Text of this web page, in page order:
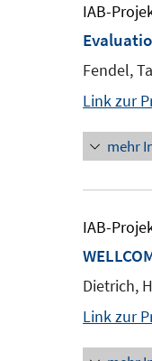
IAB-
Fendel,
Link zur
mehr
IAB-
Dietrich,
Link zur